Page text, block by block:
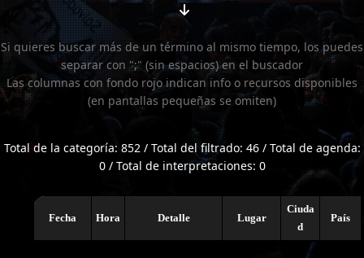
Si quieres buscar más de un término al mismo tiempo, los puedes
separar con ";" (sin espacios) en el buscador
Las columnas con fondo rojo indican info o recursos disponibles
(en pantallas pequeñas se omiten)
Total de la categoría: 852 / Total del filtrado: 46 / Total de agenda:
0 / Total de interpretaciones: 0
Fecha Hora Detalle Lugar
Ciuda
d
País